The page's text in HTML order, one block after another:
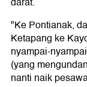
"Ke Pontianak,
Ketapang ke
nyampai-
(yang
nanti naik